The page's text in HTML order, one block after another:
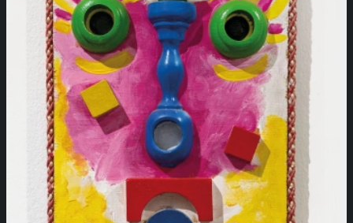
CONTACTS